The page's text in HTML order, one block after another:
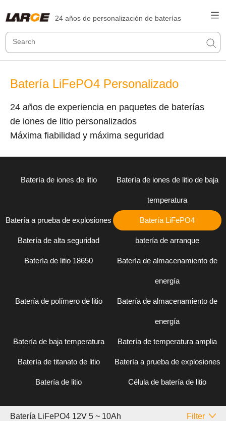
24 años de personalización de baterías
Batería LiFePO4 Personalizado
24 años de experiencia en paquetes de baterías
de iones de litio personalizados
Máxima fiabilidad y máxima seguridad
Batería de iones de litio Batería de iones de litio de baja
temperatura
Batería a prueba de explosiones Batería LiFePO4
Batería de alta seguridad batería de arranque
Batería de litio 18650 Batería de almacenamiento de
energía
Batería de polímero de litio Batería de almacenamiento de
energía
Batería de baja temperatura Batería de temperatura amplia
Batería de titanato de litio Batería a prueba de explosiones
Batería de litio Célula de batería de litio
Batería LiFePO4 12V 5 ~ 10Ah Filter